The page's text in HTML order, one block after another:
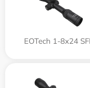
EOTech 1-8x24